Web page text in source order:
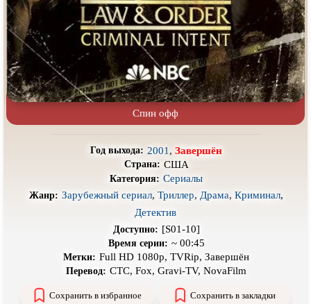
Про гонки Про деревню
Про динозавров Про драконов
Про животных Про зомби
Про инопланетян
Про корабли и подводные
лодки
Про любовь
Про пиратов
Про подростков Про путешествияво времени
Про рыцарей
Про собак
Про снайперов Про супергероев
Про танки Про танцы
Спин офф
Год выхода: 2001 , Завершён
Страна: США
Категория: Сериалы
Жанр: Зарубежный сериал, Триллер, Драма, Криминал,
Детектив
Доступно: [S01-10]
Время серии: ~ 00:45
Метки: Full HD 1080p, TVRip, Завершён
Перевод: СТС, Fox, Gravi-TV, NovaFilm
Сохранить в избранное Сохранить в закладки